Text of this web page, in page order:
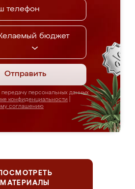
бюджет
Отправить
персональных данных
конфиденциальности
соглашению
ПОСМОТРЕТЬ
МАТЕРИАЛЫ